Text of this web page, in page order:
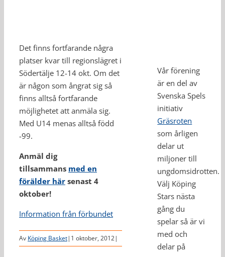
Det finns fortfarande några
platser kvar till regionslägret i
Södertälje 12-14 okt. Om det
är någon som ångrat sig så
finns alltså fortfarande
möjlighetet att anmäla sig.
Med U14 menas alltså född
-99.
Anmäl dig
tillsammans med en
förälder här senast 4
oktober!
Information från förbundet
Av Köping Basket| 1 oktober, 2012|
Vår förening
är en del av
Svenska Spels
initiativ
Gräsroten
som årligen
delar ut
miljoner till
ungdomsidrotten.
Välj Köping
Stars nästa
gång du
spelar så är vi
med och
delar på